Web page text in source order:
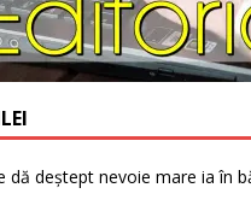
dă deștept nevoie mare ia în